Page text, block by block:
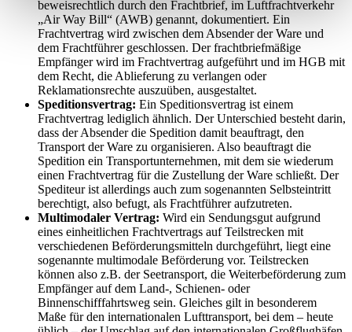
beweisrechtlich durch den Frachtbrief, im Luftfrachtverkehr
„Air Way Bill“ (AWB) genannt, dokumentiert. Ein
Frachtvertrag wird zwischen dem Absender der Ware und
dem Frachtführer geschlossen. Der frachtbriefmäßige
Empfänger wird im Frachtvertrag aufgeführt und im HGB mit
dem Recht, die Ablieferung zu verlangen oder
Reklamationsrechte auszuüben, ausgestaltet.
Speditionsvertrag: Ein Speditionsvertrag ist einem
Frachtvertrag lediglich ähnlich. Der Unterschied besteht darin,
dass der Absender die Spedition damit beauftragt, den
Transport der Ware zu organisieren. Also beauftragt die
Spedition ein Transportunternehmen, mit dem sie wiederum
einen Frachtvertrag für die Zustellung der Ware schließt. Der
Spediteur ist allerdings auch zum sogenannten Selbsteintritt
berechtigt, also befugt, als Frachtführer aufzutreten.
Multimodaler Vertrag: Wird ein Sendungsgut aufgrund
eines einheitlichen Frachtvertrags auf Teilstrecken mit
verschiedenen Beförderungsmitteln durchgeführt, liegt eine
sogenannte multimodale Beförderung vor. Teilstrecken
können also z.B. der Seetransport, die Weiterbeförderung zum
Empfänger auf dem Land-, Schienen- oder
Binnenschifffahrtsweg sein. Gleiches gilt in besonderem
Maße für den internationalen Lufttransport, bei dem – heute